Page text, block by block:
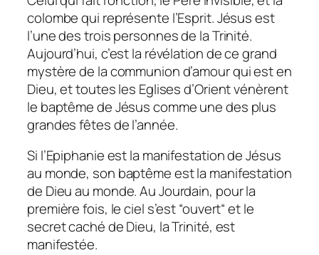
colombe qui représente l’Esprit. Jésus est
l’une des trois personnes de la Trinité.
Aujourd’hui, c’est la révélation de ce grand
mystère de la communion d’amour qui est en
Dieu, et toutes les Eglises d’Orient vénèrent
le baptême de Jésus comme une des plus
grandes fêtes de l’année.
Si l’Epiphanie est la manifestation de Jésus
au monde, son baptême est la manifestation
de Dieu au monde. Au Jourdain, pour la
première fois, le ciel s’est “ouvert“ et le
secret caché de Dieu, la Trinité, est
manifestée.